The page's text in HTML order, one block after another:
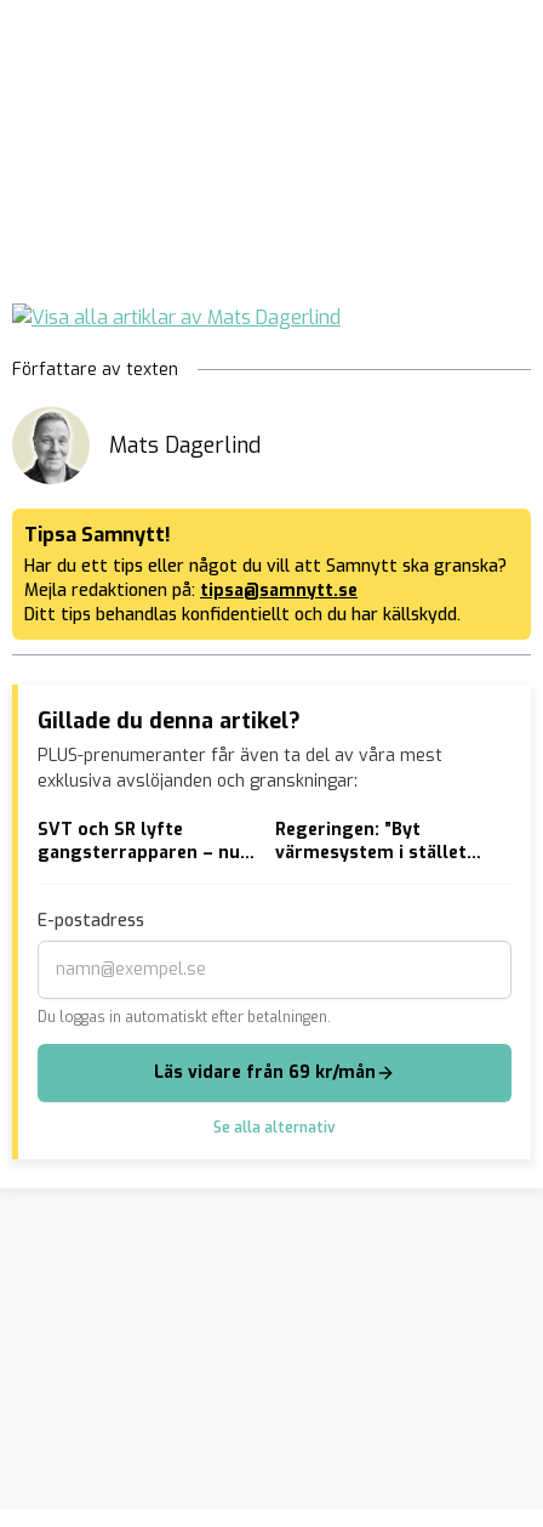
Författare av texten
Mats Dagerlind
Tipsa Samnytt!
Har du ett tips eller något du vill att Samnytt ska granska?
Mejla redaktionen på: tipsa@samnytt.se
Ditt tips behandlas konfidentiellt och du har källskydd.
Gillade du denna artikel?
PLUS-prenumeranter får även ta del av våra mest
exklusiva avslöjanden och granskningar:
SVT och SR lyfte
gangsterrapparen – nu
Regeringen: ”Byt
värmesystem i stället
E-postadress
Du loggas in automatiskt efter betalningen.
Läs vidare från 69 kr/mån
Se alla alternativ